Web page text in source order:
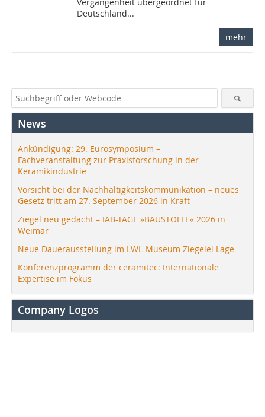
Vergangenheit übergeordnet für
Deutschland...
mehr
News
Ankündigung: 29. Eurosymposium –
Fachveranstaltung zur Praxisforschung in der
Keramikindustrie
Vorsicht bei der Nachhaltigkeitskommunikation – neues
Gesetz tritt am 27. September 2026 in Kraft
Ziegel neu gedacht – IAB-TAGE »BAUSTOFFE« 2026 in
Weimar
Neue Dauerausstellung im LWL-Museum Ziegelei Lage
Konferenzprogramm der ceramitec: Internationale
Expertise im Fokus
Company Logos